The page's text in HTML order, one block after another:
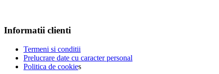
Informatii clienti
Termeni si conditii
Prelucrare date cu caracter personal
Politica de cookies